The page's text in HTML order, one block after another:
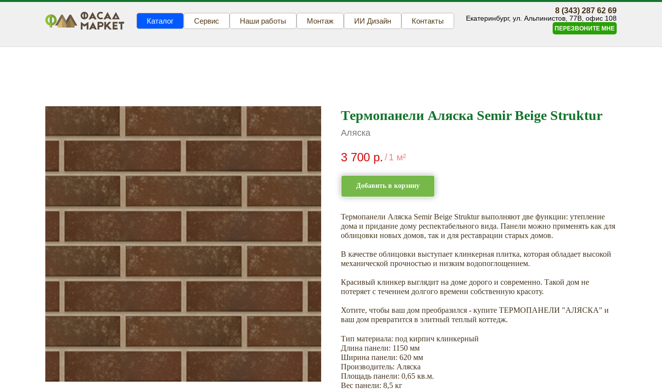
Каталог Сервис Наши работы Монтаж ИИ Дизайн Контакты
8 (343) 287 62 69
Екатеринбург, ул. Альпинистов, 77В, офис 108
ПЕРЕЗВОНИТЕ МНЕ
Термопанели Аляска Semir Beige Struktur
Аляска
3 700 р. /1 м²
Добавить в корзину
Термопанели Аляска Semir Beige Struktur выполняют две функции: утепление
дома и придание дому респектабельного вида. Панели можно применять как для
облицовки новых домов, так и для реставрации старых домов.
В качестве облицовки выступает клинкерная плитка, которая обладает высокой
механической прочностью и низким водопоглощением.
Красивый клинкер выглядит на доме дорого и современно. Такой дом не
потеряет с течением долгого времени собственную красоту.
Хотите, чтобы ваш дом преобразился - купите ТЕРМОПАНЕЛИ "АЛЯСКА" и
ваш дом превратится в элитный теплый коттедж.
Тип материала: под кирпич клинкерный
Длина панели: 1150 мм
Ширина панели: 620 мм
Производитель: Аляска
Площадь панели: 0,65 кв.м.
Вес панели: 8,5 кг